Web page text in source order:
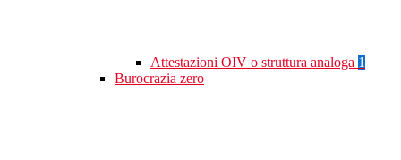
Attestazioni OIV o struttura analoga 1
Burocrazia zero